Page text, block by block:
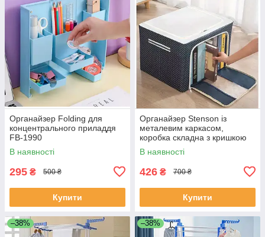
Органайзер Folding для
концентрального приладдя
FB-1990
В наявності
295 ₴ 500 ₴
Купити
Органайзер Stenson із
металевим каркасом,
коробка складна з кришкою
50х40х32см Синій TD-00560
В наявності
426 ₴ 700 ₴
Купити
–38% –38%